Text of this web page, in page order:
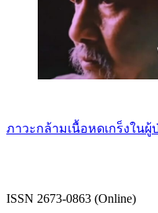
ภาวะกล้ามเนื้อหดเกร็งใน
ISSN 2673-0863 (Online)